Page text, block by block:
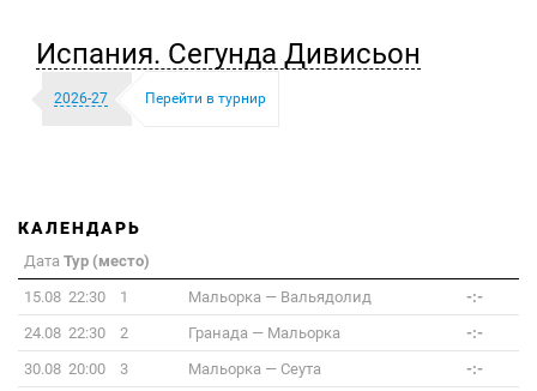
Испания. Сегунда Дивисьон
2026-27 Перейти в турнир
КАЛЕНДАРЬ
Дата Тур (место)
15.08 22:30
1 Мальорка — Вальядолид
-:-
24.08 22:30
2 Гранада — Мальорка
-:-
30.08 20:00
3 Мальорка — Сеута
-:-